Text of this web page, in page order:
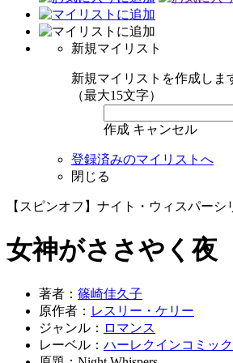
新規マイリスト
新規マイリストを作成しま
（最大15文字）
作成 キャンセル
登録済みのマイリストへ
閉じる
【スピンオフ】ナイト・ウィスパーシ
女神がささやく夜
著者： 篠崎佳久子
原作者： レスリー・ケリー
ジャンル： ロマンス
レーベル： ハーレクインコミッ